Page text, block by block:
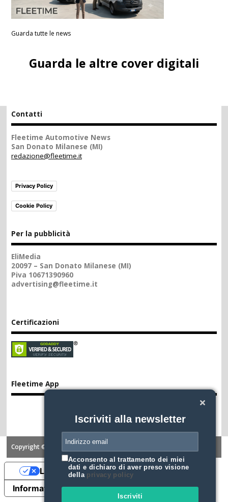
Guarda tutte le news
Iscriviti alla newsletter
Acconsento al trattamento dei miei
dati e dichiaro di aver preso visione
della privacy policy
Iscriviti
Guarda le altre cover digitali
Contatti
Fleetime Automotive News
San Donato Milanese (MI)
redazione@fleetime.it
Privacy Policy
Cookie Policy
Per la pubblicità
EliMedia
20097 – San Donato Milanese (MI)
Piva 10671390960
advertising@fleetime.it
Certificazioni
Fleetime App
Copyright ©2026. FLEETIME
Informativa sulla raccolta
Le tue preferenze relative alla privacy